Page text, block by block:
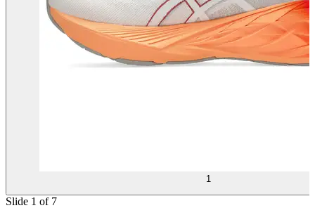
1
Slide 1 of 7